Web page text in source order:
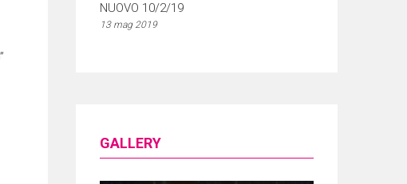
NUOVO 10/2/19
13 mag 2019
GALLERY